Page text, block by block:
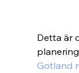
Detta är
Gotland